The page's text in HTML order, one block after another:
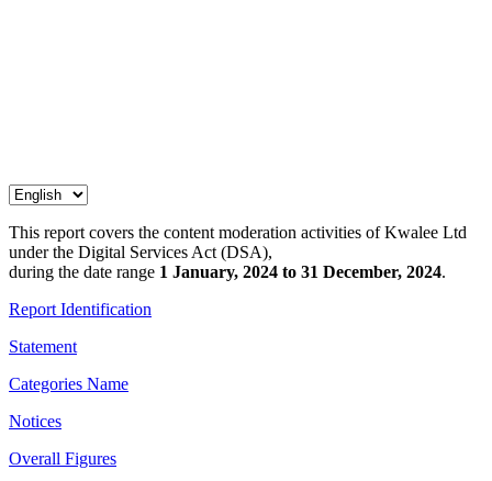
This report covers the content moderation activities of Kwalee Ltd
under the Digital Services Act (DSA),
during the date range 1 January, 2024 to 31 December, 2024.
Report Identification
Statement
Categories Name
Notices
Overall Figures